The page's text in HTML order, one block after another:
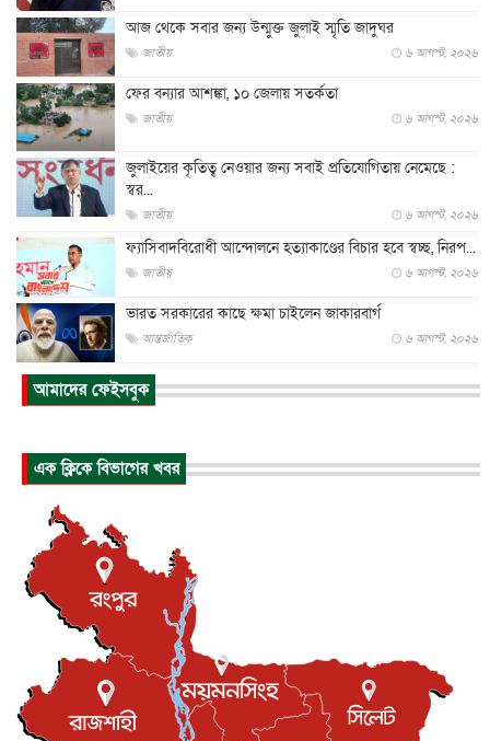
আজ থেকে সবার জন্য উন্মুক্ত জুলাই স্মৃতি জাদুঘর
জাতীয় ৬ আগস্ট, ২০২৬
ফের বন্যার আশঙ্কা, ১০ জেলায় সতর্কতা
জাতীয় ৬ আগস্ট, ২০২৬
জুলাইয়ের কৃতিত্ব নেওয়ার জন্য সবাই প্রতিযোগিতায় নেমেছে :
স্বর...
জাতীয় ৬ আগস্ট, ২০২৬
ফ্যাসিবাদবিরোধী আন্দোলনে হত্যাকাণ্ডের বিচার হবে স্বচ্ছ, নিরপ...
জাতীয় ৬ আগস্ট, ২০২৬
ভারত সরকারের কাছে ক্ষমা চাইলেন জাকারবার্গ
আন্তর্জাতিক ৬ আগস্ট, ২০২৬
আকাশে ট্রাম্পের হেলিকপ্টার ও যাত্রীবাহী বিমান মুখোমুখি, তদন্...
আন্তর্জাতিক
আন্তর্জাতিক ৬ আগস্ট, ২০২৬
টি-টোয়েন্টি ইতিহাসের সর্বোচ্চ রানের মালিক এখন জস বাটলার
বস্তিতে কেটেছে শৈশব, আজ মুম্বাইয়ে দুই বাড়ির মালিক
বিনোদন ৬ আগস্ট, ২০২৬
যুক্তরাজ্যে বসবাসরত জাতীয়তাবাদী কুলাউড়াবাসীর মত বিনিময়
সভা...
আমাদের ফেইসবুক
এক ক্লিকে বিভাগের খবর